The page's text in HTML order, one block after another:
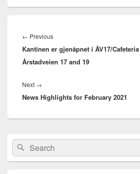
← PreviousPrevious
post:
Kantinen er gjenåpnet i ÅV17/
Årstadveien 17 and 19
Next →
post:
News Highlights for February 2021
Primary
Sidebar
Widget
Area
Search
for:
Search